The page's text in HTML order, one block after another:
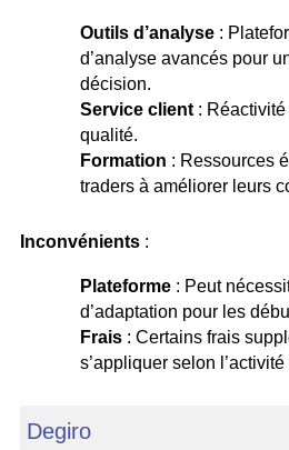
Outils d’analyse :
d’analyse avancés pour
décision.
Service client :
qualité.
Formation : Ressources
traders à améliorer leurs
Inconvénients :
Plateforme : Peut
d’adaptation pour les
Frais : Certains frais
s’appliquer selon
Degiro